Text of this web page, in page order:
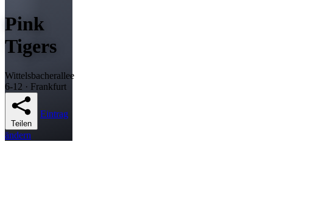
Pink
Tigers
Wittelsbacherallee
6-12 · Frankfurt
Teilen
Eintrag
ändern